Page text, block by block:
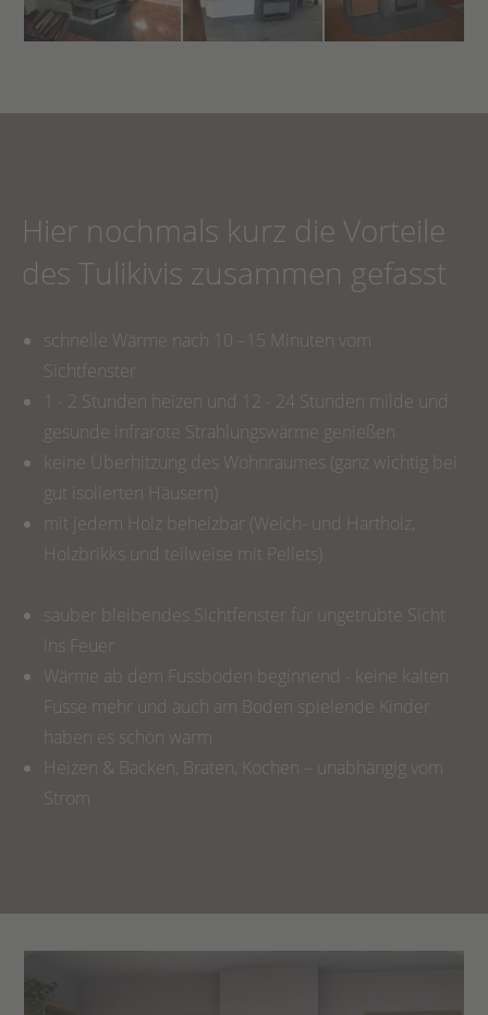
Hier nochmals kurz die Vorteile
des Tulikivis zusammen gefasst
schnelle Wärme nach 10 –15 Minuten vom
Sichtfenster
1 - 2 Stunden heizen und 12 - 24 Stunden milde und
gesunde infrarote Strahlungswärme genießen
keine Überhitzung des Wohnraumes (ganz wichtig bei
gut isolierten Häusern)
mit jedem Holz beheizbar (Weich- und Hartholz,
Holzbrikks und teilweise mit Pellets)
sauber bleibendes Sichtfenster für ungetrübte Sicht
ins Feuer
Wärme ab dem Fussboden beginnend - keine kalten
Füsse mehr und auch am Boden spielende Kinder
haben es schön warm
Heizen & Backen, Braten, Kochen – unabhängig vom
Strom